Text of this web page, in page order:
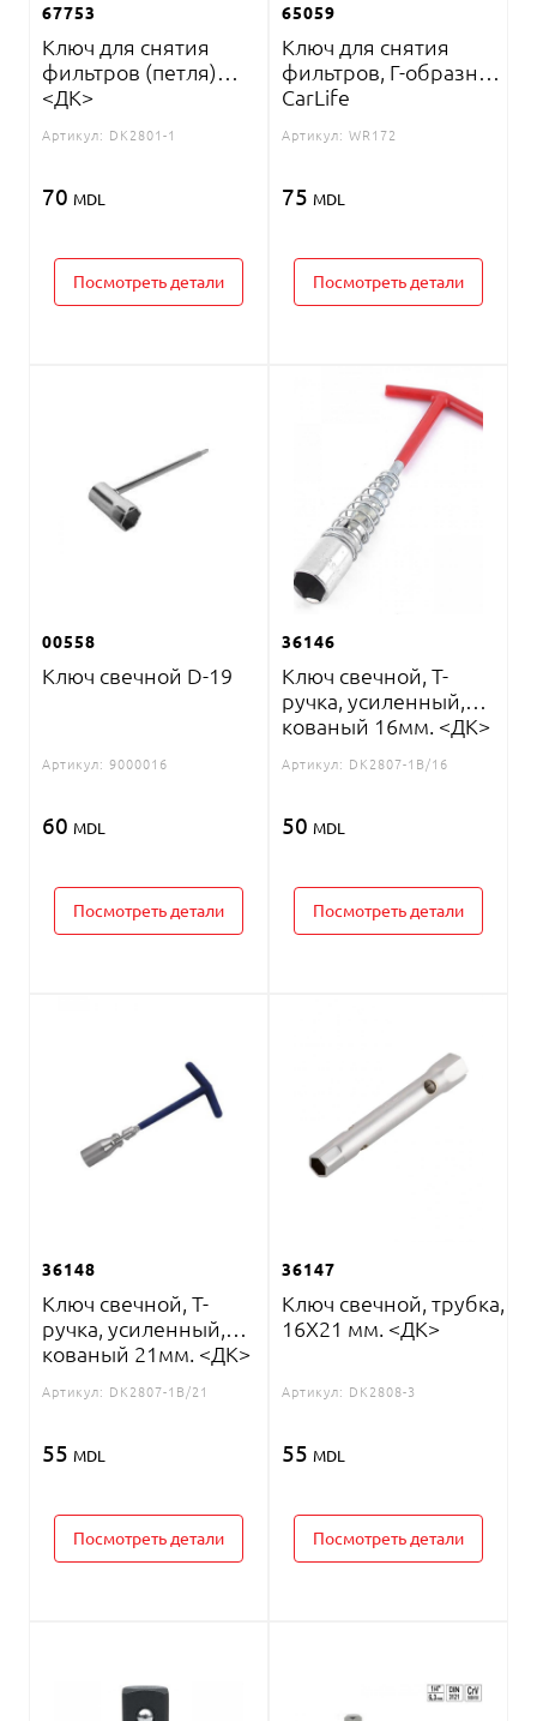
67753
Ключ для снятия
фильтров (петля)
<ДК>
Артикул: DK2801-1
70 MDL
Посмотреть детали
65059
Ключ для снятия
фильтров, Г-образный
CarLife
Артикул: WR172
75 MDL
Посмотреть детали
00558
Ключ свечной D-19
Артикул: 9000016
60 MDL
Посмотреть детали
36146
Ключ свечной, T-
ручка, усиленный,
кованый 16мм. <ДК>
Артикул: DK2807-1B/16
50 MDL
Посмотреть детали
36148
Ключ свечной, Т-
ручка, усиленный,
кованый 21мм. <ДК>
Артикул: DK2807-1B/21
55 MDL
Посмотреть детали
36147
Ключ свечной, трубка,
16X21 мм. <ДК>
Артикул: DK2808-3
55 MDL
Посмотреть детали